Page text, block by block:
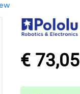
€ 73,05